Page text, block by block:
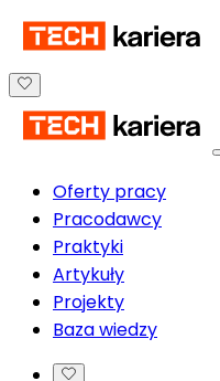
Oferty pracy
Pracodawcy
Praktyki
Artykuły
Projekty
Baza wiedzy